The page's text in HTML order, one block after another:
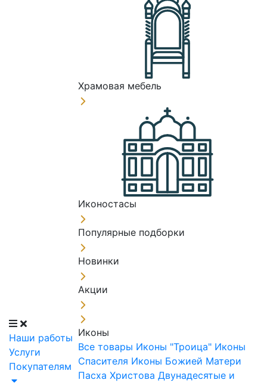
Наши работы
Услуги
Покупателям
Храмовая мебель
Иконостасы
Популярные подборки
Новинки
Акции
Иконы
Все товары Иконы "Троица" Иконы
Спасителя Иконы Божией Матери
Пасха Христова Двунадесятые и